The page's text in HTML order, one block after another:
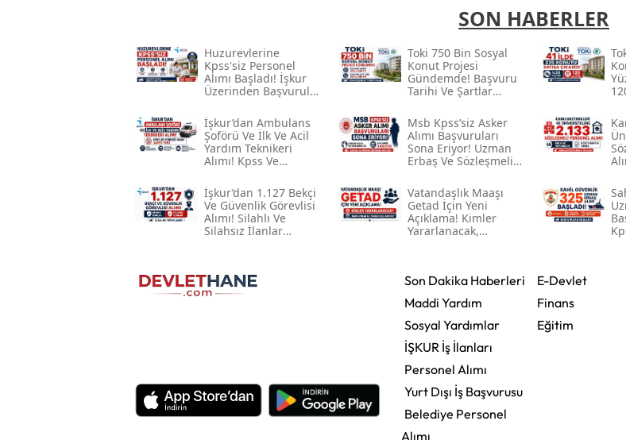
SON HABERLER
Huzurevlerine
Kpss'siz Personel
Alımı Başladı! İşkur
Üzerinden Başvurular
Toki̇ 750 Bin Sosyal
Konut Projesi
Gündemde! Başvuru
Tarihi Ve Şartlar
İşkur’dan Ambulans
Şoförü Ve İlk Ve Acil
Yardım Teknikeri
Alımı! Kpss Ve
Yok
Msb Kpss’siz Asker
Alımı Başvuruları
Sona Eriyor! Uzman
Erbaş Ve Sözleşmeli
Ağustos
İşkur’dan 1.127 Bekçi
Ve Güvenlik Görevlisi
Alımı! Silahlı Ve
Silahsız İlanlar
Vatandaşlık Maaşı
Getad İçin Yeni
Açıklama! Kimler
Yararlanacak,
Son Dakika Haberleri
Maddi Yardım
Sosyal Yardımlar
İŞKUR İş İlanları
Personel Alımı
Yurt Dışı İş Başvurusu
Belediye Personel
Alımı
E-Devlet
Finans
Eğitim